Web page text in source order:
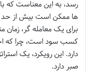
رسد، به این معناست که
ها ممکن است بیش از حد
برای یک معامله گر،
کسب سود است، چرا که
دارد. این رویکرد، یک
صبر دارد.